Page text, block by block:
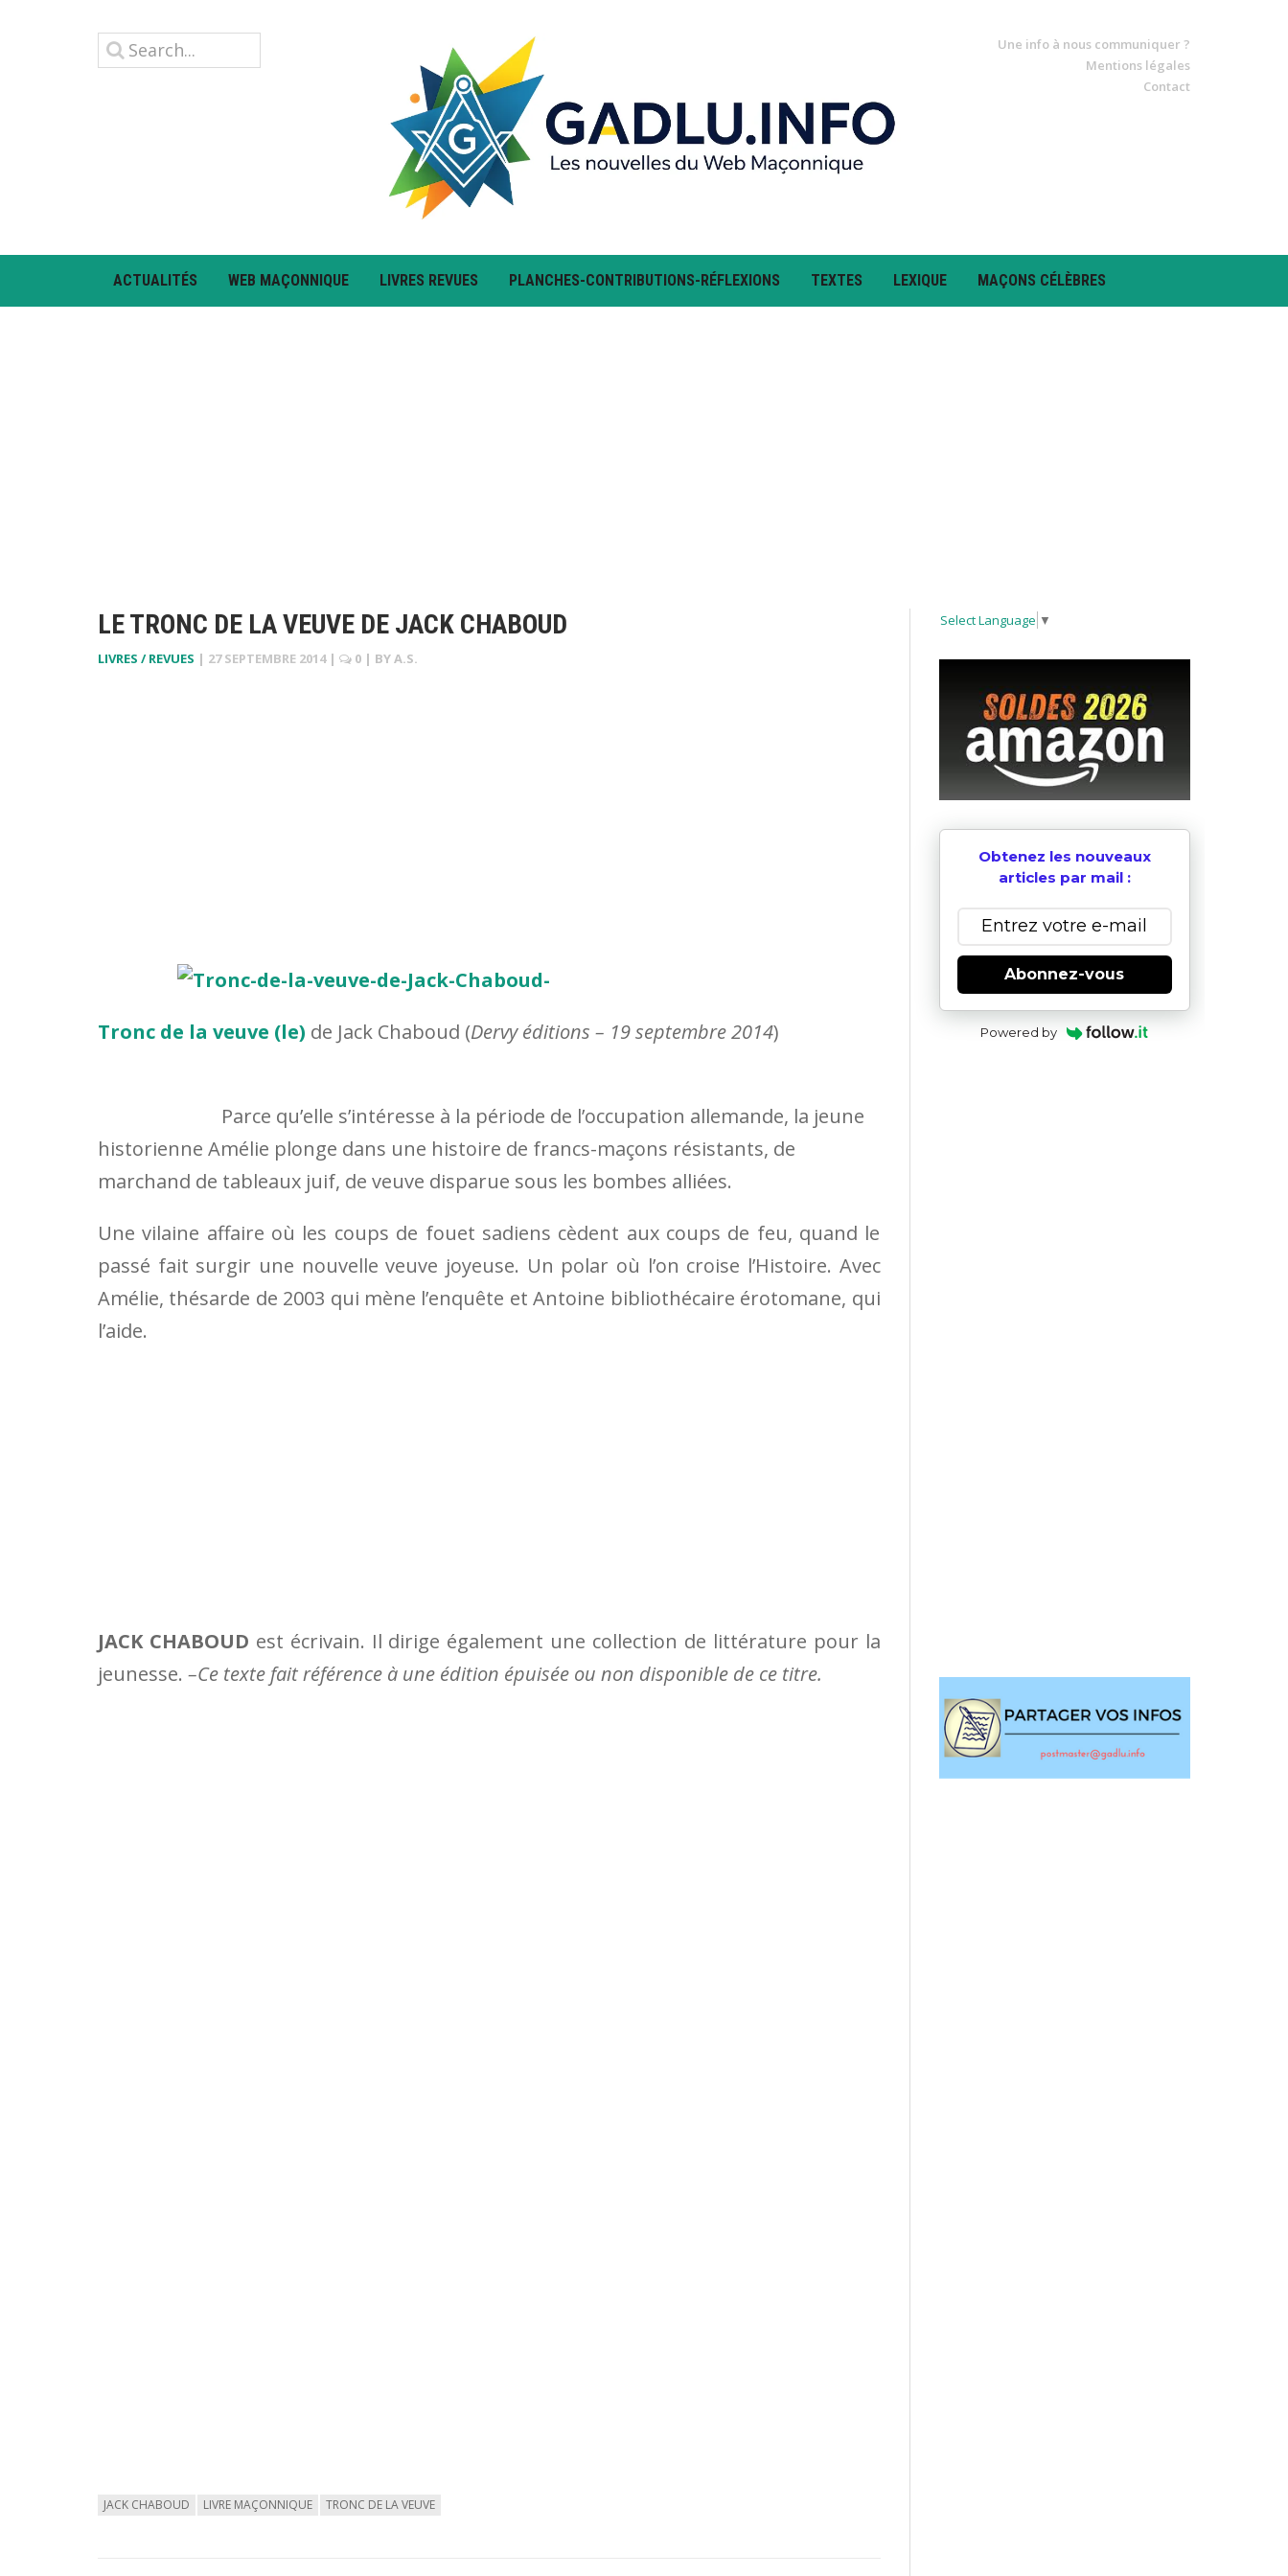
Une info à nous communiquer ?
Mentions légales
Contact
ACTUALITÉS WEB MAÇONNIQUE LIVRES REVUES PLANCHES-CONTRIBUTIONS-RÉFLEXIONS TEXTES LEXIQUE MAÇONS CÉLÈBRES
LE TRONC DE LA VEUVE DE JACK CHABOUD
LIVRES / REVUES | 27 SEPTEMBRE 2014 | 0 | BYA.S.
Tronc de la veuve (le) de Jack Chaboud (Dervy éditions – 19 septembre 2014)
Parce qu’elle s’intéresse à la période de l’occupation allemande, la jeune
historienne Amélie plonge dans une histoire de francs-maçons résistants, de
marchand de tableaux juif, de veuve disparue sous les bombes alliées.
Une vilaine affaire où les coups de fouet sadiens cèdent aux coups de feu, quand le
passé fait surgir une nouvelle veuve joyeuse. Un polar où l’on croise l’Histoire. Avec
Amélie, thésarde de 2003 qui mène l’enquête et Antoine bibliothécaire érotomane, qui
l’aide.
JACK CHABOUD est écrivain. Il dirige également une collection de littérature pour la
jeunesse. –Ce texte fait référence à une édition épuisée ou non disponible de ce titre.
JACK CHABOUD LIVRE MAÇONNIQUE TRONC DE LA VEUVE
Select Language ▼
Obtenez les nouveaux
articles par mail :
Abonnez-vous
Powered by